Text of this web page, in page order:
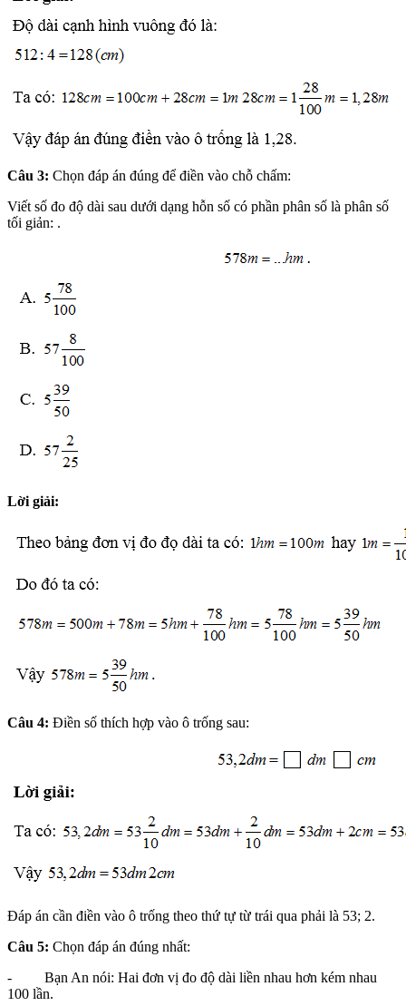
Câu 3: Chọn đáp án đúng để điền vào chỗ chấm:
Viết số đo độ dài sau dưới dạng hỗn số có phần phân số là phân số
tối giản: .
Lời giải:
Câu 4: Điền số thích hợp vào ô trống sau:
Đáp án cần điền vào ô trống theo thứ tự từ trái qua phải là 53; 2.
Câu 5: Chọn đáp án đúng nhất:
- Bạn An nói: Hai đơn vị đo độ dài liền nhau hơn kém nhau
100 lần.